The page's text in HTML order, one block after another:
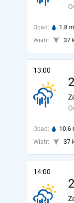
Opad: 1.8
Wiatr:
37
13:00
Opad: 10.6
Wiatr:
37
14:00